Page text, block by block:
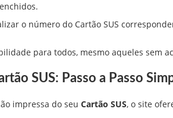
o número do Cartão SUS
para todos, mesmo aqueles sem
SUS: Passo a Passo
impressa do seu Cartão SUS, o site